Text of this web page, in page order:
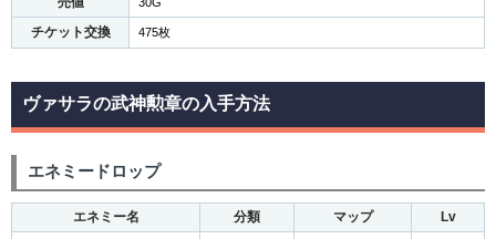
チケット交換 475枚
ヴァサラの武神勲章の入手方法
エネミードロップ
エネミー名 分類 マップ Lv